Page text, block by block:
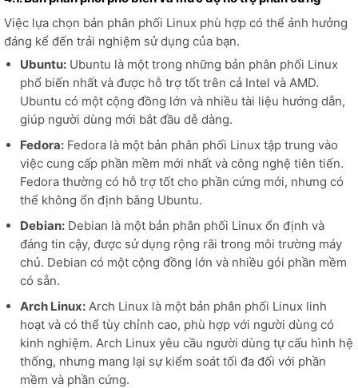
Việc lựa chọn bản phân phối Linux phù hợp có thể ảnh hưởng
đáng kể đến trải nghiệm sử dụng của bạn.
Ubuntu:Ubuntu là một trong những bản phân phối Linux
phổ biến nhất và được hỗ trợ tốt trên cả Intel và AMD.
Ubuntu có một cộng đồng lớn và nhiều tài liệu hướng dẫn,
giúp người dùng mới bắt đầu dễ dàng.
Fedora:Fedora là một bản phân phối Linux tập trung vào
việc cung cấp phần mềm mới nhất và công nghệ tiên tiến.
Fedora thường có hỗ trợ tốt cho phần cứng mới, nhưng có
thể không ổn định bằng Ubuntu.
Debian:Debian là một bản phân phối Linux ổn định và
đáng tin cậy, được sử dụng rộng rãi trong môi trường máy
chủ. Debian có một cộng đồng lớn và nhiều gói phần mềm
có sẵn.
Arch Linux:Arch Linux là một bản phân phối Linux linh
hoạt và có thể tùy chỉnh cao, phù hợp với người dùng có
kinh nghiệm. Arch Linux yêu cầu người dùng tự cấu hình hệ
thống, nhưng mang lại sự kiểm soát tối đa đối với phần
mềm và phần cứng.